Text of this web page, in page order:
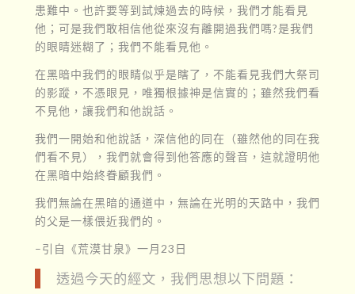
患難中。也許要等到試煉過去的時候，我們才能看見
他；可是我們敢相信他從來沒有離開過我們嗎?是我們
的眼睛迷糊了；我們不能看見他。
在黑暗中我們的眼睛似乎是瞎了，不能看見我們大祭司
的影蹤，不憑眼見，唯獨根據神是信實的；雖然我們看
不見他，讓我們和他說話。
我們一開始和他說話，深信他的同在（雖然他的同在我
們看不見），我們就會得到他答應的聲音，這就證明他
在黑暗中始終眷顧我們。
我們無論在黑暗的通道中，無論在光明的天路中，我們
的父是一樣偎近我們的。
–引自《荒漠甘泉》一月23日
透過今天的經文，我們思想以下問題：